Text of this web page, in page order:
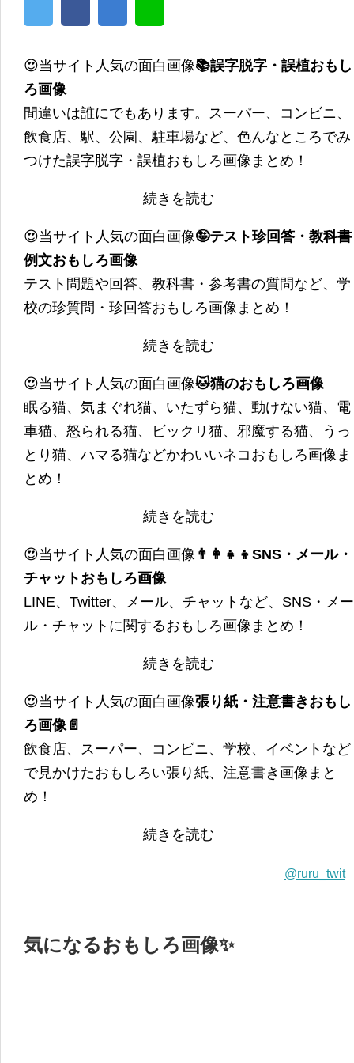
😍当サイト人気の面白画像📚誤字脱字・誤植おもし
ろ画像
間違いは誰にでもあります。スーパー、コンビニ、
飲食店、駅、公園、駐車場など、色んなところでみ
つけた誤字脱字・誤植おもしろ画像まとめ！
続きを読む
😍当サイト人気の面白画像🤪テスト珍回答・教科書
例文おもしろ画像
テスト問題や回答、教科書・参考書の質問など、学
校の珍質問・珍回答おもしろ画像まとめ！
続きを読む
😍当サイト人気の面白画像🐱猫のおもしろ画像
眠る猫、気まぐれ猫、いたずら猫、動けない猫、電
車猫、怒られる猫、ビックリ猫、邪魔する猫、うっ
とり猫、ハマる猫などかわいいネコおもしろ画像ま
とめ！
続きを読む
😍当サイト人気の面白画像 👨‍👩‍👧‍👦SNS・メール・
チャットおもしろ画像
LINE、Twitter、メール、チャットなど、SNS・メー
ル・チャットに関するおもしろ画像まとめ！
続きを読む
😍当サイト人気の面白画像張り紙・注意書きおもし
ろ画像📄
飲食店、スーパー、コンビニ、学校、イベントなど
で見かけたおもしろい張り紙、注意書き画像まと
め！
続きを読む
@ruru_twit
気になるおもしろ画像✨